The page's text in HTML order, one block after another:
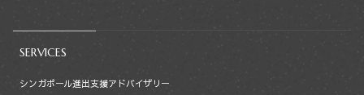
SERVICES
シンガポール進出支援アドバイザリー